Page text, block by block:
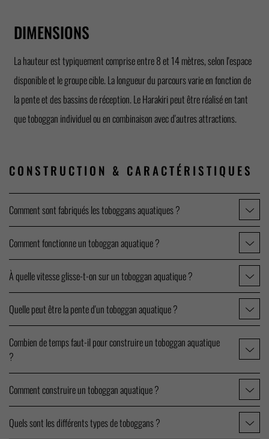
DIMENSIONS
La hauteur est typiquement comprise entre 8 et 14 mètres, selon l'espace
disponible et le groupe cible. La longueur du parcours varie en fonction de
la pente et des bassins de réception. Le Harakiri peut être réalisé en tant
que toboggan individuel ou en combinaison avec d'autres attractions.
CONSTRUCTION & CARACTÉRISTIQUES
Comment sont fabriqués les toboggans aquatiques ?
Comment fonctionne un toboggan aquatique ?
À quelle vitesse glisse-t-on sur un toboggan aquatique ?
Quelle peut être la pente d'un toboggan aquatique ?
Combien de temps faut-il pour construire un toboggan aquatique
?
Comment construire un toboggan aquatique ?
Quels sont les différents types de toboggans ?